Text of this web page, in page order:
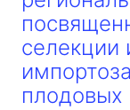
селекции
плодовых